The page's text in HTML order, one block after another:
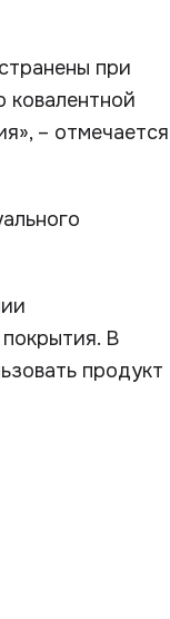
при
– отмечается
В
продукт